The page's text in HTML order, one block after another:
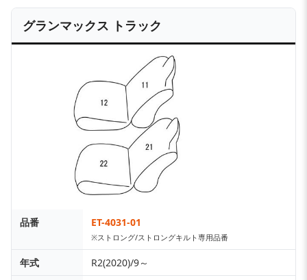
グランマックス トラック
品番 ET-4031-01
※ストロング/ストロングキルト専用品番
年式
R2(2020)/9～